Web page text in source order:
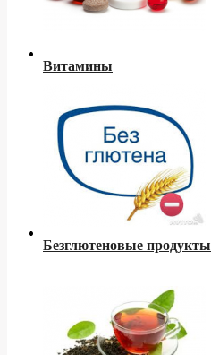
Витамины
Безглютеновые продукты